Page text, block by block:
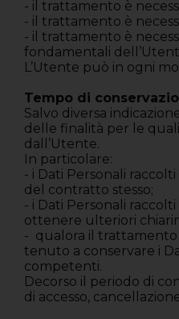
- il trattamento è
- il trattamento è
- il trattamento è
fondamentali
L’Utente può in ogni
Tempo di
Salvo diversa
delle finalità per le
dall’Utente.
In particolare:
- i Dati Personali
del contratto stesso;
- i Dati Personali
ottenere ulteriori
- qualora il trattamento
tenuto a conservare i
competenti.
Decorso il periodo di
di accesso,